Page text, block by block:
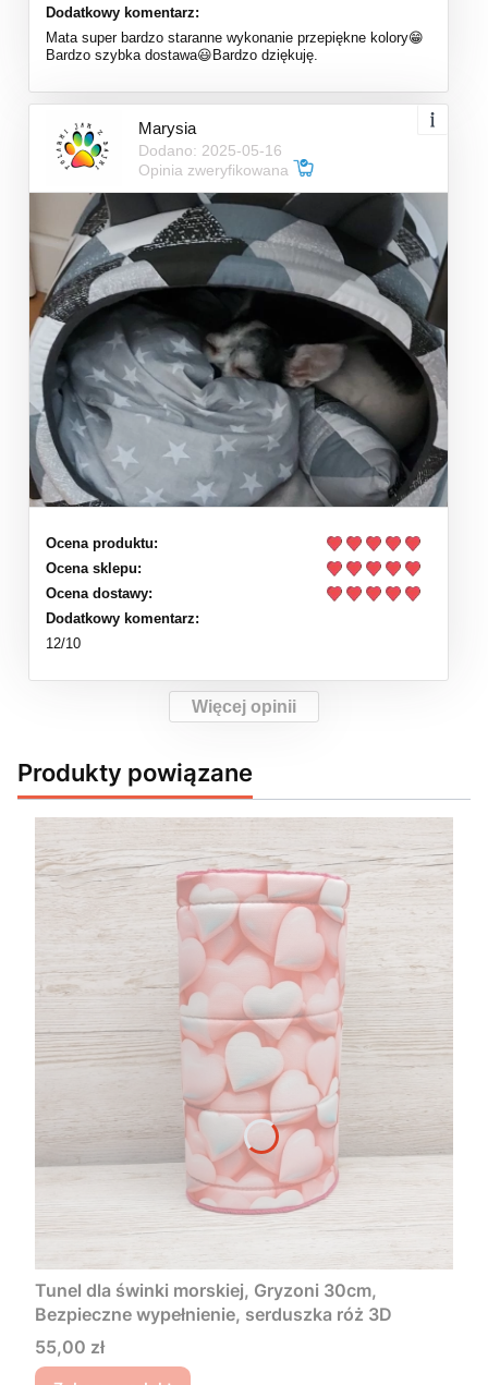
Dodatkowy komentarz:
Mata super bardzo staranne wykonanie przepiękne kolory😁
Bardzo szybka dostawa😃Bardzo dziękuję.
Marysia
Dodano: 2025-05-16
Opinia zweryfikowana
Ocena produktu:
Ocena sklepu:
Ocena dostawy:
Dodatkowy komentarz:
12/10
Więcej opinii
Produkty powiązane
Tunel dla świnki morskiej, Gryzoni 30cm,
Bezpieczne wypełnienie, serduszka róż 3D
Cena
55,00 zł